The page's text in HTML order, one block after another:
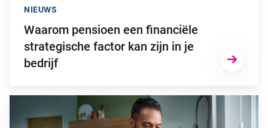
Waarom pensioen een financiële
strategische factor kan zijn in je
bedrijf
NIEUWS
Ga naar “2025: een bewogen beleggingsjaar”